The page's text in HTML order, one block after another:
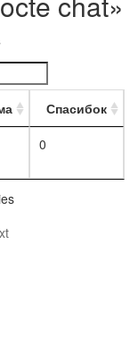
Спасибок
0